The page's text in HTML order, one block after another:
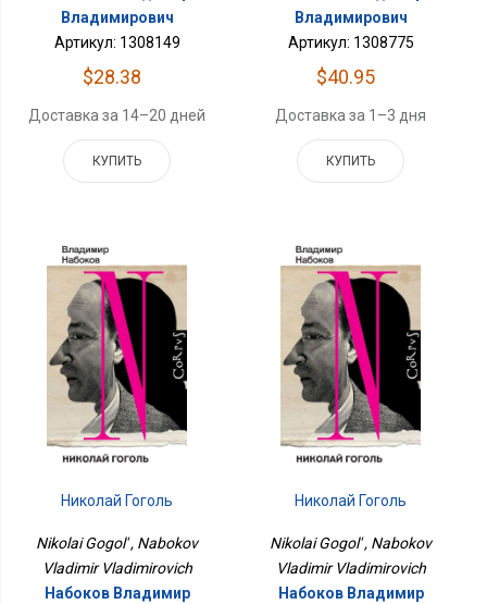
Владимирович
Артикул: 1308149
$28.38
Доставка за 14–20 дней
КУПИТЬ
Владимирович
Артикул: 1308775
$40.95
Доставка за 1–3 дня
КУПИТЬ
Николай Гоголь
Nikolai Gogol' , Nabokov
Vladimir Vladimirovich
Набоков Владимир
Николай Гоголь
Nikolai Gogol' , Nabokov
Vladimir Vladimirovich
Набоков Владимир